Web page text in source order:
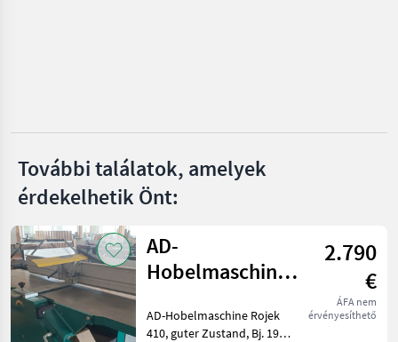
Heizohack
Mind a 26
megjelenítése
MARKETPLACE
Marketplace
Kereskedői
ajánlatok
Apróhirdetések
További találatok, amelyek
érdekelhetik Önt:
AD-
Hobelmaschine
gebraucht
2.790
€
ÁFA nem
érvényesíthető
AD-Hobelmaschine Rojek
410, guter Zustand, Bj. 1997,